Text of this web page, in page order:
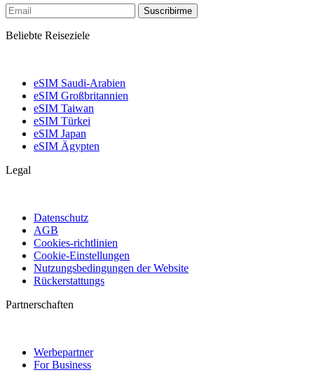
Suscribirme
Beliebte Reiseziele
eSIM Saudi-Arabien
eSIM Großbritannien
eSIM Taiwan
eSIM Türkei
eSIM Japan
eSIM Ägypten
Legal
Datenschutz
AGB
Cookies-richtlinien
Cookie-Einstellungen
Nutzungsbedingungen der Website
Rückerstattungs
Partnerschaften
Werbepartner
For Business